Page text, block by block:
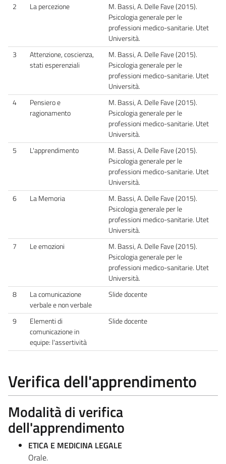
2 La percezione
M. Bassi, A. Delle Fave (2015).
Psicologia generale per le
professioni medico-sanitarie. Utet
Università.
3
Attenzione, coscienza,
stati esperenziali
M. Bassi, A. Delle Fave (2015).
Psicologia generale per le
professioni medico-sanitarie. Utet
Università.
4
Pensiero e
ragionamento
M. Bassi, A. Delle Fave (2015).
Psicologia generale per le
professioni medico-sanitarie. Utet
Università.
5
L'apprendimento
M. Bassi, A. Delle Fave (2015).
Psicologia generale per le
professioni medico-sanitarie. Utet
Università.
6
La Memoria
M. Bassi, A. Delle Fave (2015).
Psicologia generale per le
professioni medico-sanitarie. Utet
Università.
7
Le emozioni
M. Bassi, A. Delle Fave (2015).
Psicologia generale per le
professioni medico-sanitarie. Utet
Università.
8
La comunicazione
verbale e non verbale
Slide docente
9
Elementi di
comunicazione in
equipe: l'assertività
Slide docente
Verifica dell'apprendimento
Modalità di verifica
dell'apprendimento
ETICA E MEDICINA LEGALE
Orale.